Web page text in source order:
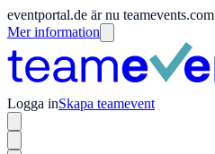
eventportal.de är nu teamevents.com
Mer information
Logga inSkapa teamevent